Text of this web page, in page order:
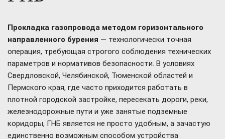
Прокладка газопровода методом горизонтального
направленного бурения — технологически точная
операция, требующая строгого соблюдения технических
параметров и нормативов безопасности. В условиях
Свердловской, Челябинской, Тюменской областей и
Пермского края, где часто приходится работать в
плотной городской застройке, пересекать дороги, реки,
железнодорожные пути и уже занятые подземные
коридоры, ГНБ является не просто удобным, а зачастую
единственно возможным способом устройства